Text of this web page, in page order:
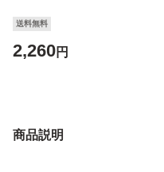
送料無料
2,260円
商品説明